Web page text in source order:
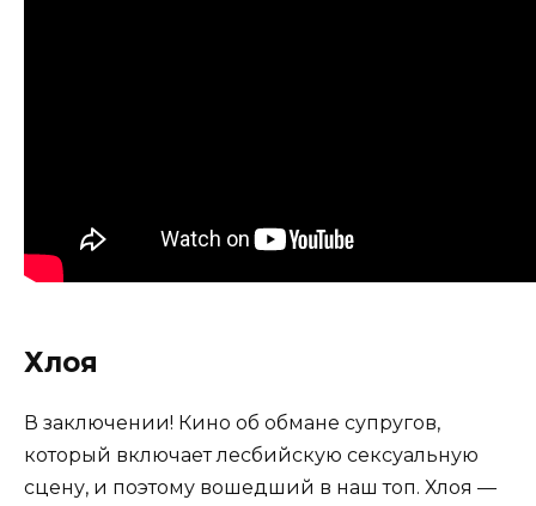
Хлоя
В заключении! Кино об обмане супругов,
который включает лесбийскую сексуальную
сцену, и поэтому вошедший в наш топ. Хлоя —